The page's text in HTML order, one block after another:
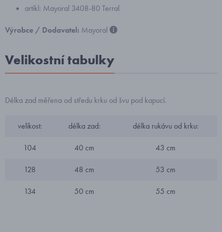
artikl: Mayoral 3408-80 Terral
Výrobce / Dodavatel: Mayoral
Velikostní tabulky
Délka zad měřena od středu krku od švu pod kapucí.
velikost: délka zad: délka rukávu od krku:
104 40 cm 43 cm
128 48 cm 53 cm
134 50 cm 55 cm